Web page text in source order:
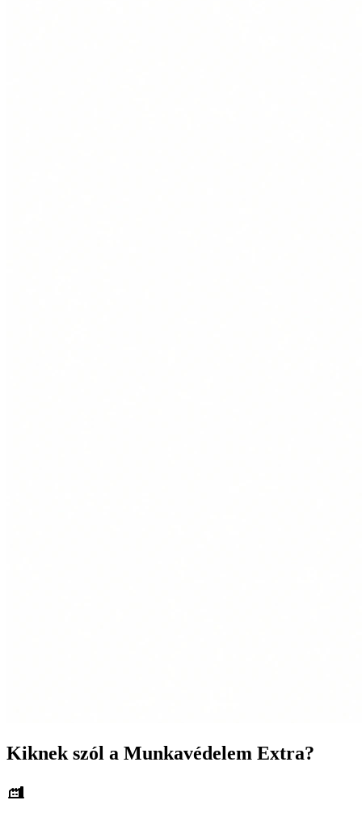
Kiknek szól a Munkavédelem Extra?